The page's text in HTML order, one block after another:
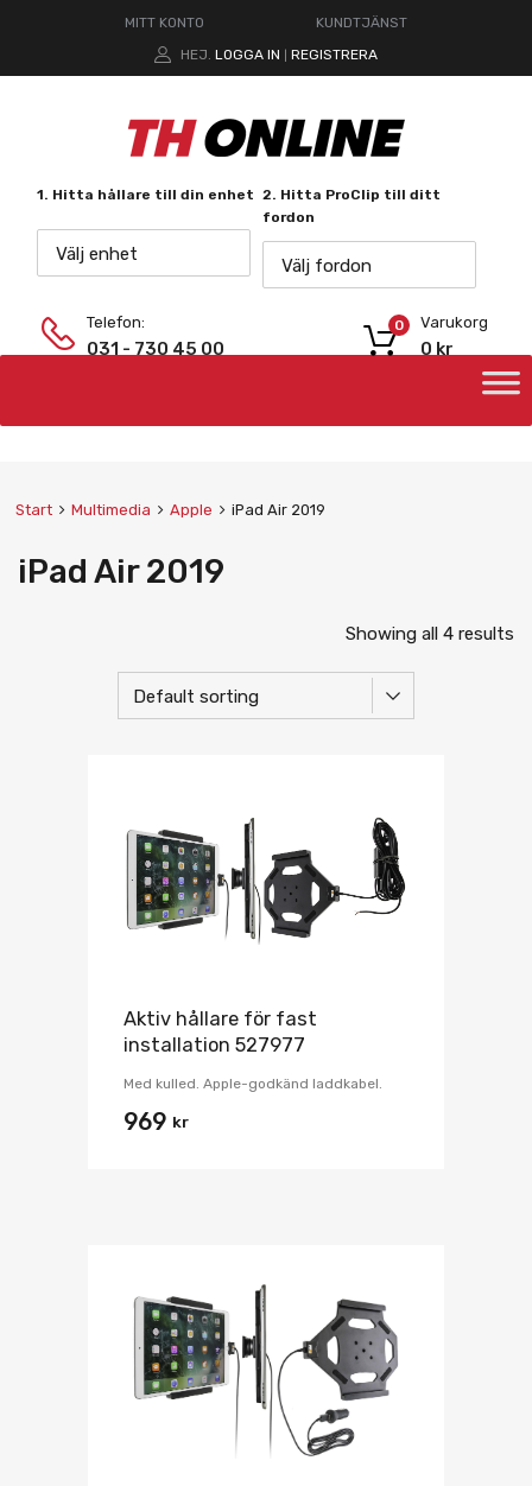
MITT KONTO
KUNDTJÄNST
HEJ. LOGGA IN REGISTRERA
1. Hitta hållare till din enhet
Välj enhet
2. Hitta ProClip till ditt
fordon
Välj fordon
Telefon:
031 - 730 45 00
Varukorg
0 kr
0
Start Multimedia Apple iPad Air 2019
iPad Air 2019
Showing all 4 results
Aktiv hållare för fast
installation 527977
Med kulled. Apple-godkänd laddkabel.
969 kr